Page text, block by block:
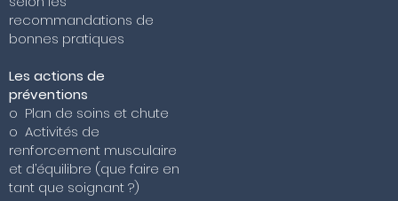
recommandations de
bonnes pratiques
Les actions de
préventions
o Plan de soins et chute
o Activités de
renforcement musculaire
et d’équilibre (que faire en
tant que soignant ?)